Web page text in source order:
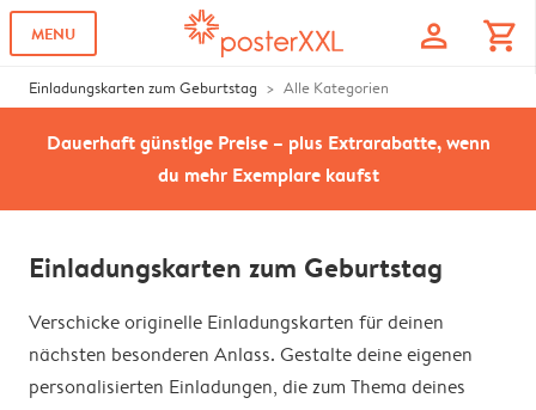
MENU profile shopping_cart
Einladungskarten zum Geburtstag Alle Kategorien
Dauerhaft günstige Preise – plus Extrarabatte, wenn
du mehr Exemplare kaufst
Einladungskarten zum Geburtstag
Verschicke originelle Einladungskarten für deinen
nächsten besonderen Anlass. Gestalte deine eigenen
personalisierten Einladungen, die zum Thema deines